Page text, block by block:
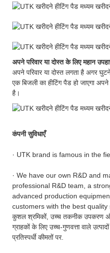
अपने परिवार या दोस्त के लिए महान
अपने परिवार या दोस्त लगता है अगर
एक बिजली का हीटिंग पैड हो जाएगा
है।
कंपनी सुविधाएँ
· UTK brand is famous in the
· We have our own R&D and
professional R&D team, a
advanced production
customers with the best quality
कुशल श्रमिकों, उच्च तकनीक उपकरण
ग्राहकों के लिए उच्च-गुणवत्ता वाले
प्रतिस्पर्धी कीमतों पर.